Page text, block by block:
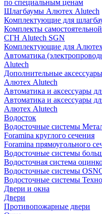
по специальным ценам
Шлагбаумы Алютех Alutech
Комплектующие для
Комплекты
СГН Alutech SGN
Комплектующие для
Автоматика
Alutech
Дополнительные
Алютех Alutech
Автоматика и аксессуары
Автоматика и аксессуары
Алютех Alutech
Водосток
Водосточные системы
Foramina круглого сечения
Foramina прямоугольного
Водосточные системы
Водосточная система
Водосточные системы
Водосточные системы
Двери и окна
Двери
Противопожарные двери